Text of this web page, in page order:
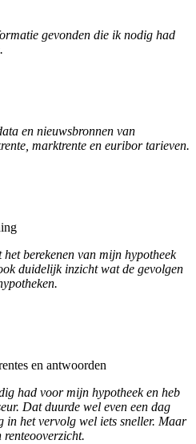
gevonden die ik nodig had
en nieuwsbronnen van
marktrente en euribor tarieven.
berekenen van mijn hypotheek
duidelijk inzicht wat de gevolgen
en antwoorden
had voor mijn hypotheek en heb
Dat duurde wel even een dag
in het vervolg wel iets sneller. Maar
renteooverzicht.